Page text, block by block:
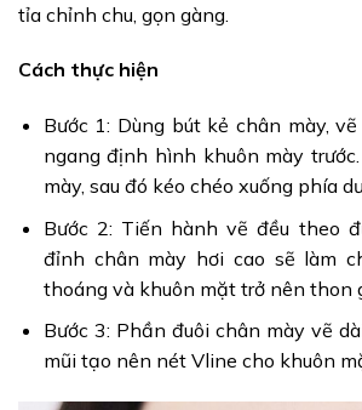
tỉa chỉnh chu, gọn gàng.
Cách thực hiện
Bước 1: Dùng bút kẻ chân mày,
ngang định hình khuôn mày
mày, sau đó kéo chéo xuống phía
Bước 2: Tiến hành vẽ đều theo
đỉnh chân mày hơi cao sẽ làm
thoáng và khuôn mặt trở nên thon
Bước 3: Phần đuôi chân mày vẽ
mũi tạo nên nét Vline cho khuôn